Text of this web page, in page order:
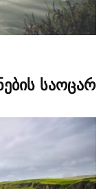
საოცარ